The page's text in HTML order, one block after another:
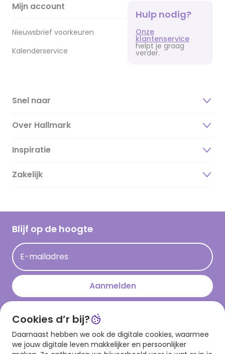
Mijn account
Nieuwsbrief voorkeuren
Kalenderservice
Hulp nodig?
Onze
klantenservice
helpt je graag
verder.
Snel naar
Over Hallmark
Over ons
Duurzaamheid
Hallmark Kaartclub
Acties
Persberichten
Hallmark en Kinderpostzegels
Inspiratie
Magazine
Cadeau inspiratie
Kaartinspiratie
Zakelijk
Blijf op de hoogte
E-mailadres
Aanmelden
Download onze app
Cookies d’r bij?
Daarnaast hebben we ook de digitale cookies, waarmee
we jouw digitale leven makkelijker en persoonlijker